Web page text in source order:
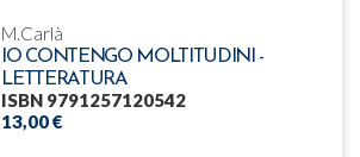
M.Carlà
IO CONTENGO MOLTITUDINI -
LETTERATURA
ISBN 9791257120542
13,00 €